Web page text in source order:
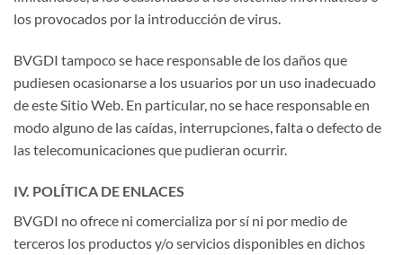
los provocados por la introducción de virus.
BVGDI tampoco se hace responsable de los daños que
pudiesen ocasionarse a los usuarios por un uso inadecuado
de este Sitio Web. En particular, no se hace responsable en
modo alguno de las caídas, interrupciones, falta o defecto de
las telecomunicaciones que pudieran ocurrir.
IV. POLÍTICA DE ENLACES
BVGDI no ofrece ni comercializa por sí ni por medio de
terceros los productos y/o servicios disponibles en dichos